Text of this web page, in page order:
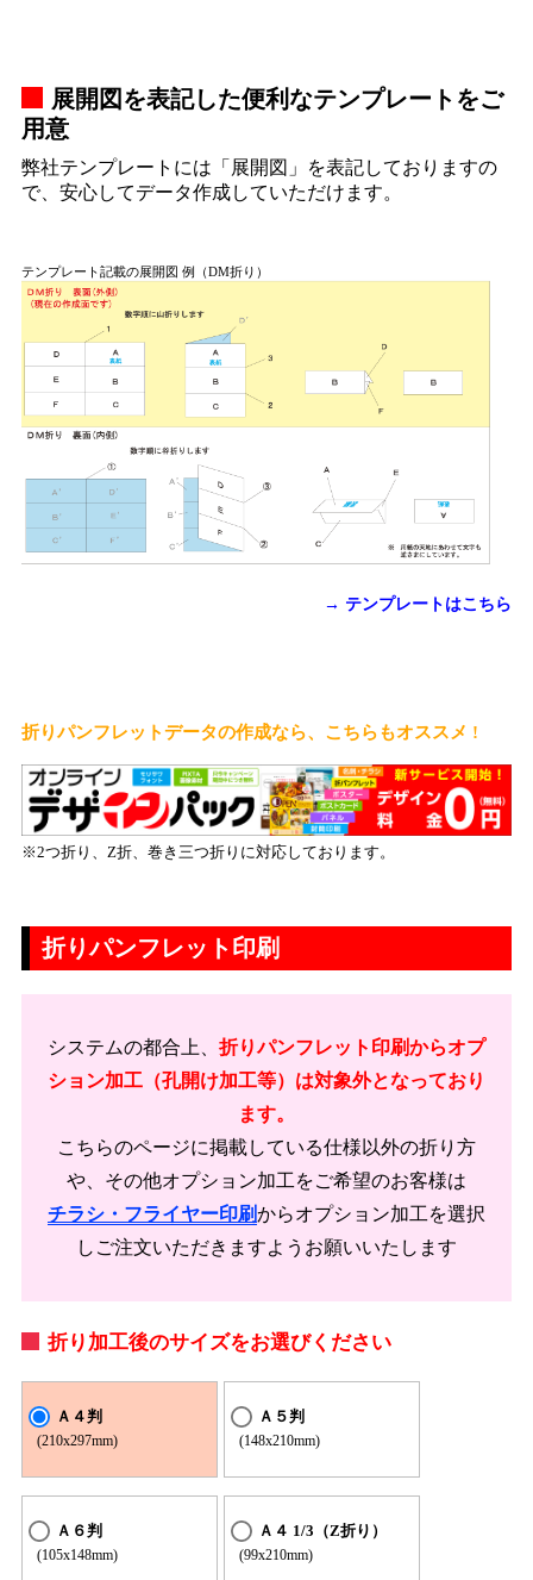
展開図を表記した便利なテンプレートをご
用意
弊社テンプレートには「展開図」を表記しておりますの
で、安心してデータ作成していただけます。
テンプレート記載の展開図 例（DM折り）
→ テンプレートはこちら
折りパンフレットデータの作成なら、こちらもオススメ !
※2つ折り、Z折、巻き三つ折りに対応しております。
折りパンフレット印刷
システムの都合上、 折りパンフレット印刷からオプ
ション加工（孔開け加工等）は対象外となっており
ます。
こちらのページに掲載している仕様以外の折り方
や、その他オプション加工をご希望のお客様は
チラシ・フライヤー印刷からオプション加工を選択
しご注文いただきますようお願いいたします
折り加工後のサイズをお選びください
Ａ４判
(210x297mm)
Ａ５判
(148x210mm)
Ａ６判
(105x148mm)
Ａ４ 1/3（Z折り）
(99x210mm)